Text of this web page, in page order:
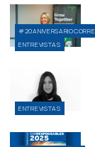
ENTREVISTAS
ENTREVISTAS